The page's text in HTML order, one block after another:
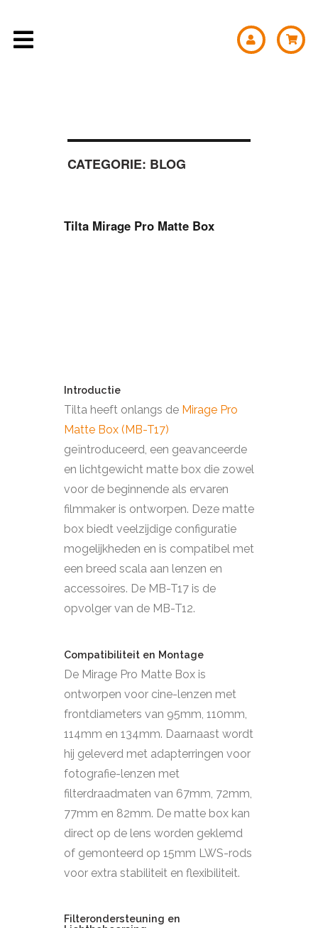
CATEGORIE: BLOG
Tilta Mirage Pro Matte Box
Introductie
Tilta heeft onlangs de Mirage Pro
Matte Box (MB-T17)
geïntroduceerd, een geavanceerde
en lichtgewicht matte box die zowel
voor de beginnende als ervaren
filmmaker is ontworpen. Deze matte
box biedt veelzijdige configuratie
mogelijkheden en is compatibel met
een breed scala aan lenzen en
accessoires. De MB-T17 is de
opvolger van de MB-T12.
Compatibiliteit en Montage
De Mirage Pro Matte Box is
ontworpen voor cine-lenzen met
frontdiameters van 95mm, 110mm,
114mm en 134mm. Daarnaast wordt
hij geleverd met adapterringen voor
fotografie-lenzen met
filterdraadmaten van 67mm, 72mm,
77mm en 82mm. De matte box kan
direct op de lens worden geklemd
of gemonteerd op 15mm LWS-rods
voor extra stabiliteit en flexibiliteit.
Filterondersteuning en